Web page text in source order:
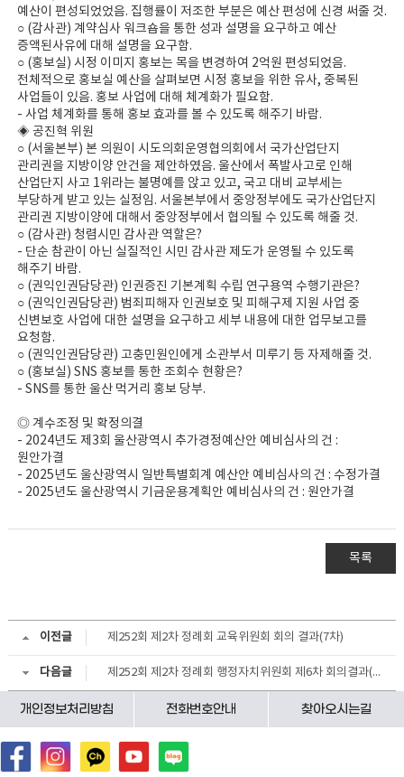
예산이 편성되었었음. 집행률이 저조한 부분은 예산 편성에 신경 써줄 것.
○ (감사관) 계약심사 워크숍을 통한 성과 설명을 요구하고 예산
증액된사유에 대해 설명을 요구함.
○ (홍보실) 시정 이미지 홍보는 목을 변경하여 2억원 편성되었음.
전체적으로 홍보실 예산을 살펴보면 시정 홍보을 위한 유사, 중복된
사업들이 있음. 홍보 사업에 대해 체계화가 필요함.
- 사업 체계화를 통해 홍보 효과를 볼 수 있도록 해주기 바람.
◈ 공진혁 위원
○ (서울본부) 본 의원이 시도의회운영협의회에서 국가산업단지
관리권을 지방이양 안건을 제안하였음. 울산에서 폭발사고로 인해
산업단지 사고 1위라는 불명예를 앉고 있고, 국고 대비 교부세는
부당하게 받고 있는 실정임. 서울본부에서 중앙정부에도 국가산업단지
관리권 지방이양에 대해서 중앙정부에서 협의될 수 있도록 해줄 것.
○ (감사관) 청렴시민 감사관 역할은?
- 단순 참관이 아닌 실질적인 시민 감사관 제도가 운영될 수 있도록
해주기 바람.
○ (권익인권담당관) 인권증진 기본계획 수립 연구용역 수행기관은?
○ (권익인권담당관) 범죄피해자 인권보호 및 피해구제 지원 사업 중
신변보호 사업에 대한 설명을 요구하고 세부 내용에 대한 업무보고를
요청함.
○ (권익인권담당관) 고충민원인에게 소관부서 미루기 등 자제해줄 것.
○ (홍보실) SNS 홍보를 통한 조회수 현황은?
- SNS를 통한 울산 먹거리 홍보 당부.
◎ 계수조정 및 확정의결
- 2024년도 제3회 울산광역시 추가경정예산안 예비심사의 건 :
원안가결
- 2025년도 울산광역시 일반특별회계 예산안 예비심사의 건 : 수정가결
- 2025년도 울산광역시 기금운용계획안 예비심사의 건 : 원안가결
목록
이전글 제252회 제2차 정례회 교육위원회 회의 결과(7차)
다음글 제252회 제2차 정례회 행정자치위원회 제6차 회의결과(자치경찰위원회)
개인정보처리방침 전화번호안내 찾아오시는길